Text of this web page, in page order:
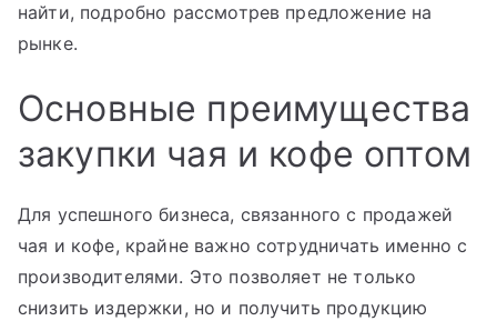
найти, подробно рассмотрев предложение на
рынке.
Основные преимущества
закупки чая и кофе оптом
Для успешного бизнеса, связанного с продажей
чая и кофе, крайне важно сотрудничать именно с
производителями. Это позволяет не только
снизить издержки, но и получить продукцию